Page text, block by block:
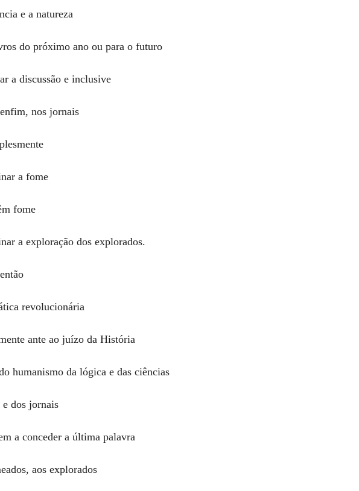
e a natureza
do próximo ano ou para o futuro
a discussão e inclusive
nos jornais
a fome
fome
a exploração dos explorados.
revolucionária
ante ao juízo da História
humanismo da lógica e das ciências
dos jornais
a conceder a última palavra
aos explorados